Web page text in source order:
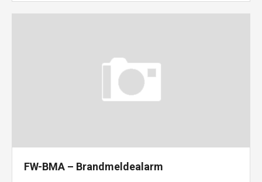
FW-BMA – Brandmeldealarm